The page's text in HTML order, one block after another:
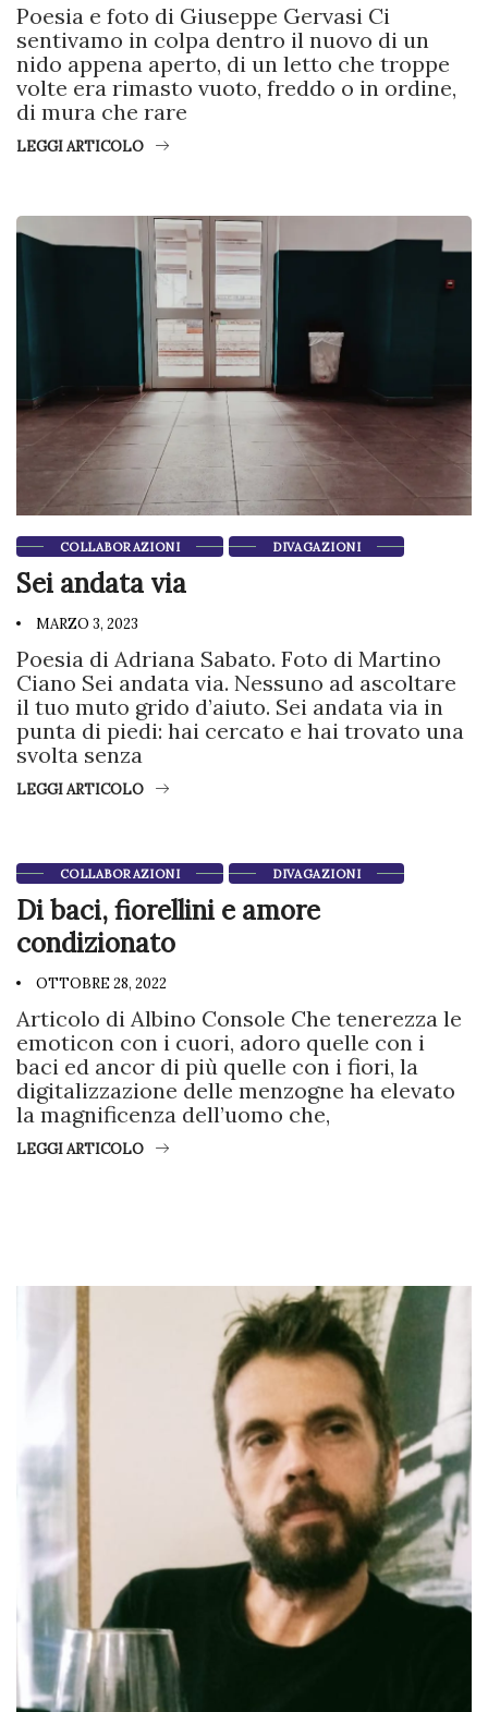
Poesia e foto di Giuseppe Gervasi Ci
sentivamo in colpa dentro il nuovo di un
nido appena aperto, di un letto che troppe
volte era rimasto vuoto, freddo o in ordine,
di mura che rare
LEGGI ARTICOLO
COLLABORAZIONI DIVAGAZIONI
Sei andata via
MARZO 3, 2023
Poesia di Adriana Sabato. Foto di Martino
Ciano Sei andata via. Nessuno ad ascoltare
il tuo muto grido d’aiuto. Sei andata via in
punta di piedi: hai cercato e hai trovato una
svolta senza
LEGGI ARTICOLO
COLLABORAZIONI DIVAGAZIONI
Di baci, fiorellini e amore
condizionato
OTTOBRE 28, 2022
Articolo di Albino Console Che tenerezza le
emoticon con i cuori, adoro quelle con i
baci ed ancor di più quelle con i fiori, la
digitalizzazione delle menzogne ha elevato
la magnificenza dell’uomo che,
LEGGI ARTICOLO